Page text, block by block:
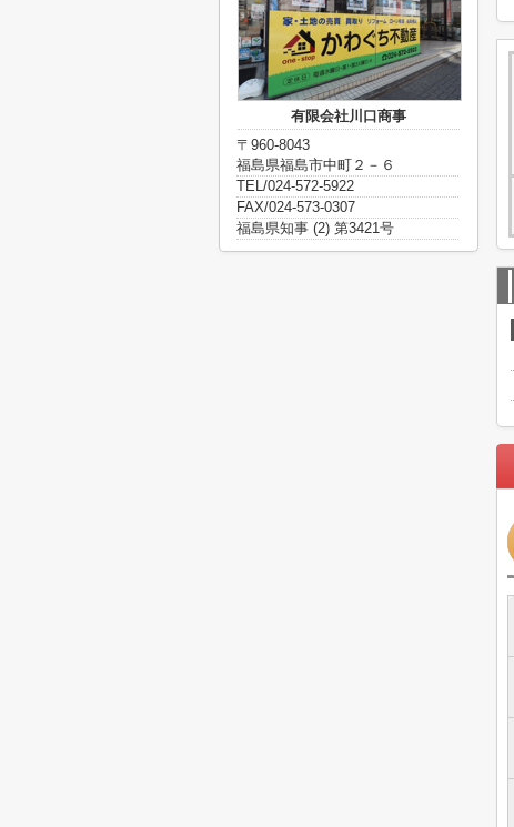
有限会社川口商事
〒960-8043
福島県福島市中町２－６
TEL/024-572-5922
FAX/024-573-0307
福島県知事 (2) 第3421号